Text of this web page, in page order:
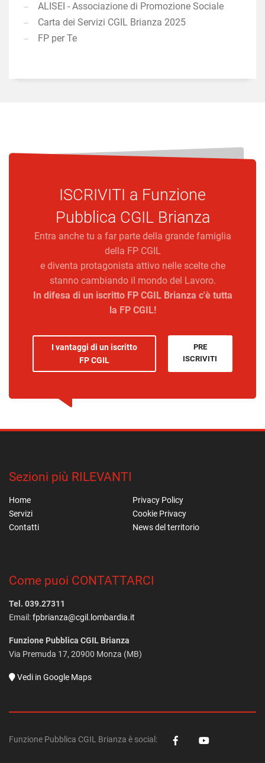
ALISEI - Associazione di Promozione Sociale
Carta dei Servizi CGIL Brianza 2025
FP per Te
ISCRIVITI a Funzione
Pubblica CGIL Brianza
Entra anche tu a far parte della grande famiglia
della FP CGIL
e diventa protagonista attivo nelle scelte che
stanno cambiando il mondo del Lavoro.
In difesa di un iscritto FP CGIL Brianza c'è tutta
la FP CGIL!
I vantaggi di un iscritto
FP CGIL
PRE
ISCRIVITI
Sezioni più RILEVANTI
Home
Privacy Policy
Servizi
Cookie Privacy
Contatti
News del territorio
Come puoi CONTATTARCI
Tel. 039.27311
Email:fpbrianza@cgil.lombardia.it
Funzione Pubblica CGIL Brianza
Via Premuda 17, 20900 Monza (MB)
Vedi in Google Maps
Funzione Pubblica CGIL Brianza è social: